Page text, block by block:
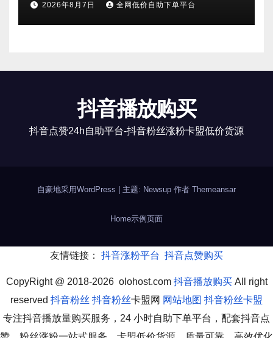
2026年8月7日 全网低价自助下单平台
抖音播放购买
抖音点赞24h自助平台-抖音粉丝涨粉卡盟低价货源
自豪地采用WordPress 主题: Newsup 作者 Themeansar
Home示例页面
友情链接： 抖音涨粉平台 抖音点赞购买
CopyRight @ 2018-2026 olohost.com 抖音播放购买All right
reserved 抖音粉丝 抖音粉丝卡盟网 网站地图 抖音粉丝卡盟
专注抖音播放量购买服务，24 小时自助下单平台，配套抖音点